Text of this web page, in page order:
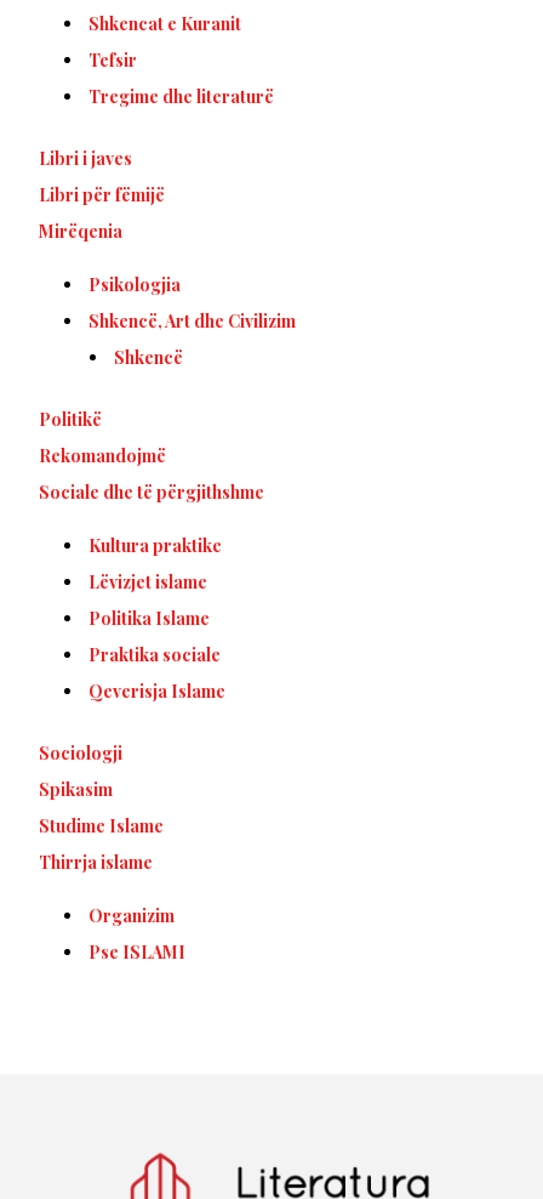
Shkencat e Kuranit
Tefsir
Tregime dhe literaturë
Libri i javes
Libri për fëmijë
Mirëqenia
Psikologjia
Shkencë, Art dhe Civilizim
Shkencë
Politikë
Rekomandojmë
Sociale dhe të përgjithshme
Kultura praktike
Lëvizjet islame
Politika Islame
Praktika sociale
Qeverisja Islame
Sociologji
Spikasim
Studime Islame
Thirrja islame
Organizim
Pse ISLAMI